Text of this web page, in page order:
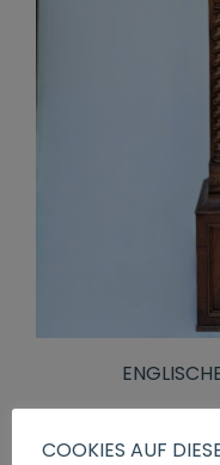
COOKIES AUF